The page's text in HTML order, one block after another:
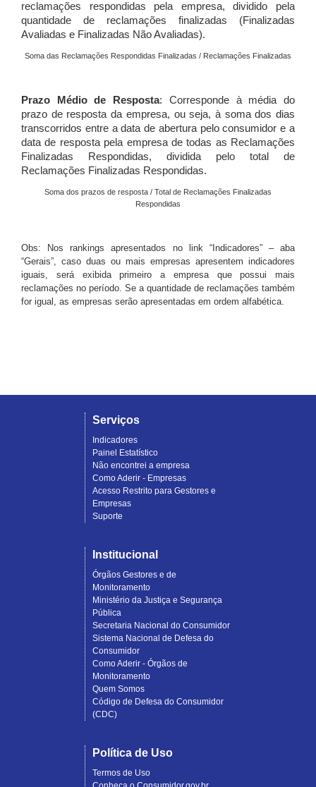
reclamações respondidas pela empresa, dividido pela
quantidade de reclamações finalizadas (Finalizadas
Avaliadas e Finalizadas Não Avaliadas).
Soma das Reclamações Respondidas Finalizadas / Reclamações Finalizadas
Prazo Médio de Resposta: Corresponde à média do
prazo de resposta da empresa, ou seja, à soma dos dias
transcorridos entre a data de abertura pelo consumidor e a
data de resposta pela empresa de todas as Reclamações
Finalizadas Respondidas, dividida pelo total de
Reclamações Finalizadas Respondidas.
Soma dos prazos de resposta / Total de Reclamações Finalizadas
Respondidas
Obs: Nos rankings apresentados no link “Indicadores” – aba
“Gerais”, caso duas ou mais empresas apresentem indicadores
iguais, será exibida primeiro a empresa que possui mais
reclamações no período. Se a quantidade de reclamações também
for igual, as empresas serão apresentadas em ordem alfabética.
Serviços
Indicadores
Painel Estatístico
Não encontrei a empresa
Como Aderir - Empresas
Acesso Restrito para Gestores e
Empresas
Suporte
Institucional
Órgãos Gestores e de
Monitoramento
Ministério da Justiça e Segurança
Pública
Secretaria Nacional do Consumidor
Sistema Nacional de Defesa do
Consumidor
Como Aderir - Órgãos de
Monitoramento
Quem Somos
Código de Defesa do Consumidor
(CDC)
Política de Uso
Termos de Uso